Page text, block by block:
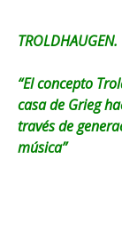
TROLDHAUGEN.
“El concepto
casa de Grieg
través de
música”